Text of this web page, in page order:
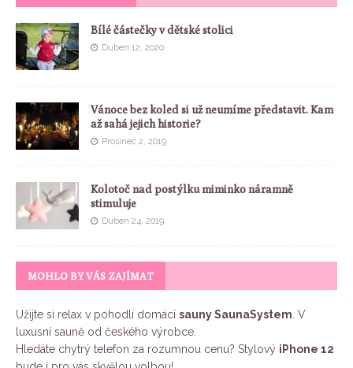
Bílé částečky v dětské stolici
Duben 12, 2020
Vánoce bez koled si už neumíme představit. Kam
až sahá jejich historie?
Prosinec 2, 2019
Kolotoč nad postýlku miminko náramně
stimuluje
Duben 24, 2019
MOHLO BY VÁS ZAJÍMAT
Užijte si relax v pohodlí domácí sauny SaunaSystem . V
luxusní sauně od českého výrobce.
Hledáte chytrý telefon za rozumnou cenu? Stylový iPhone 12